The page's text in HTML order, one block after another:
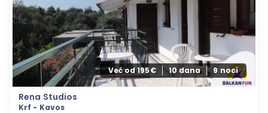
Već od 195€ 10 dana 9 noci
Rena Studios
Krf - Kavos